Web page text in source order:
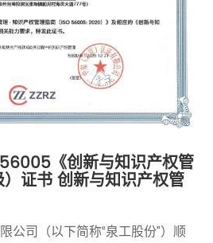
《创新与知识产权管
证书 创新与知识产权管
公司（以下简称“泉工股份”）顺